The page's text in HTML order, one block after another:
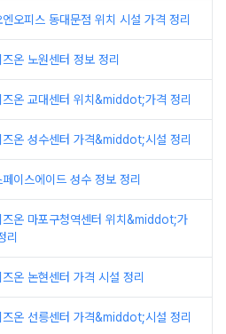
오피스 동대문점 위치 시설 가격 정리
온 노원센터 정보 정리
즈온 교대센터 위치&middot;가격 정리
즈온 성수센터 가격&middot;시설 정리
이스에이드 성수 정보 정리
즈온 마포구청역센터 위치&middot;가
리
온 논현센터 가격 시설 정리
즈온 선릉센터 가격&middot;시설 정리